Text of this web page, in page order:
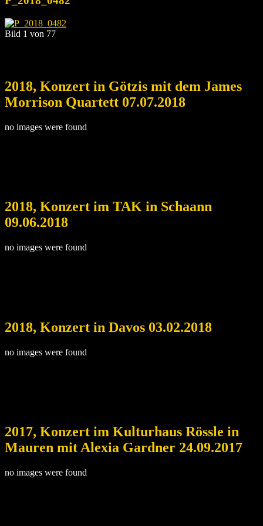
Bild 1 von 77
2018, Konzert in Götzis mit dem James
Morrison Quartett 07.07.2018
no images were found
2018, Konzert im TAK in Schaann
09.06.2018
no images were found
2018, Konzert in Davos 03.02.2018
no images were found
2017, Konzert im Kulturhaus Rössle in
Mauren mit Alexia Gardner 24.09.2017
no images were found